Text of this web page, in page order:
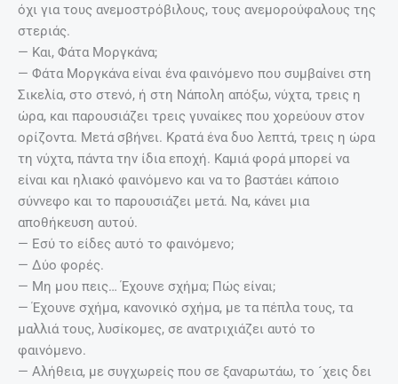
όχι για τους ανεμοστρόβιλους, τους ανεμορούφαλους της
στεριάς.
— Και, Φάτα Μοργκάνα;
— Φάτα Μοργκάνα είναι ένα φαινόμενο που συμβαίνει στη
Σικελία, στο στενό, ή στη Νάπολη απόξω, νύχτα, τρεις η
ώρα, και παρουσιάζει τρεις γυναίκες που χορεύουν στον
ορίζοντα. Μετά σβήνει. Κρατά ένα δυο λεπτά, τρεις η ώρα
τη νύχτα, πάντα την ίδια εποχή. Καμιά φορά μπορεί να
είναι και ηλιακό φαινόμενο και να το βαστάει κάποιο
σύννεφο και το παρουσιάζει μετά. Να, κάνει μια
αποθήκευση αυτού.
— Εσύ το είδες αυτό το φαινόμενο;
— Δύο φορές.
— Μη μου πεις… Έχουνε σχήμα; Πώς είναι;
— Έχουνε σχήμα, κανονικό σχήμα, με τα πέπλα τους, τα
μαλλιά τους, λυσίκομες, σε ανατριχιάζει αυτό το
φαινόμενο.
— Αλήθεια, με συγχωρείς που σε ξαναρωτάω, το ´χεις δει